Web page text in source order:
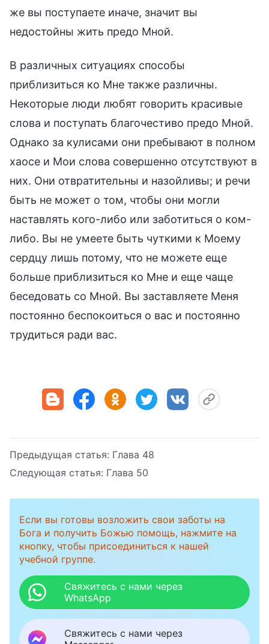
же вы поступаете иначе, значит вы
недостойны жить предо Мной.
В различных ситуациях способы
приблизиться ко Мне также различны.
Некоторые люди любят говорить красивые
слова и поступать благочестиво предо Мной.
Однако за кулисами они пребывают в полном
хаосе и Мои слова совершенно отсутствуют в
них. Они отвратительны и назойливы; и речи
быть не может о том, чтобы они могли
наставлять кого-либо или заботиться о ком-
либо. Вы не умеете быть чуткими к Моему
сердцу лишь потому, что не можете еще
больше приблизиться ко Мне и еще чаще
беседовать со Мной. Вы заставляете Меня
постоянно беспокоиться о вас и постоянно
трудиться ради вас.
Предыдущая статья: Глава 48
Следующая статья: Глава 50
Если вы готовы возложить свои заботы на
Бога и получить Божью помощь, нажмите на
кнопку, чтобы присоединиться к нашей
учебной группе.
Свяжитесь с нами через
WhatsApp
Свяжитесь с нами через